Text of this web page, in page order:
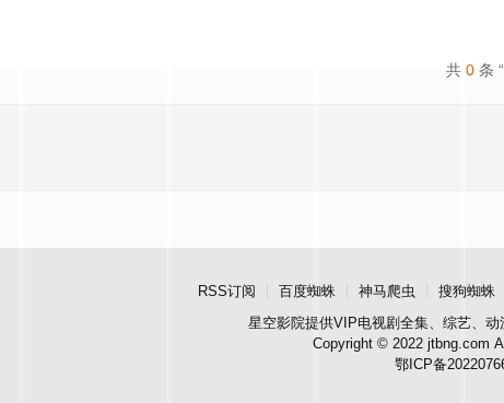
共 0 条
RSS订阅 百度蜘蛛 神马爬虫 搜狗蜘蛛
星空影院提供VIP电视剧全集、综艺、
Copyright © 2022 jtbng.com
鄂ICP备